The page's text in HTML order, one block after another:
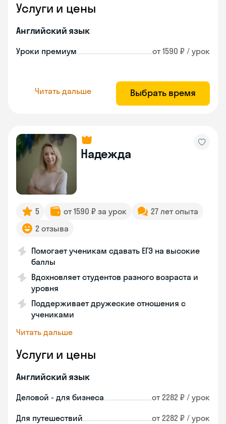
Услуги и цены
Английский язык
Уроки премиум от 1590 ₽ / урок
Читать дальше Выбрать время
Надежда
5 от 1590 ₽ за урок
27 лет опыта
2 отзыва
Помогает ученикам сдавать ЕГЭ на высокие
баллы
Вдохновляет студентов разного возраста и
уровня
Поддерживает дружеские отношения с
учениками
Читать дальше
Услуги и цены
Английский язык
Деловой - для бизнеса от 2282 ₽ / урок
Для путешествий от 2282 ₽ / урок